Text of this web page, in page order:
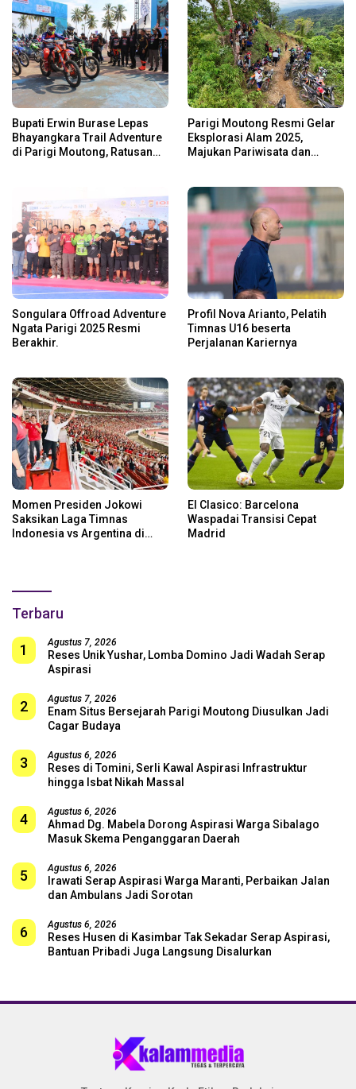
Bupati Erwin Burase Lepas
Bhayangkara Trail Adventure
di Parigi Moutong, Ratusan
Parigi Moutong Resmi Gelar
Eksplorasi Alam 2025,
Majukan Pariwisata dan
Songulara Offroad Adventure
Ngata Parigi 2025 Resmi
Berakhir.
Profil Nova Arianto, Pelatih
Timnas U16 beserta
Perjalanan Kariernya
Momen Presiden Jokowi
Saksikan Laga Timnas
Indonesia vs Argentina di
El Clasico: Barcelona
Waspadai Transisi Cepat
Madrid
Terbaru
1 Agustus 7, 2026
Reses Unik Yushar, Lomba Domino Jadi Wadah Serap
Aspirasi
2 Agustus 7, 2026
Enam Situs Bersejarah Parigi Moutong Diusulkan Jadi
Cagar Budaya
3 Agustus 6, 2026
Reses di Tomini, Serli Kawal Aspirasi Infrastruktur
hingga Isbat Nikah Massal
4 Agustus 6, 2026
Ahmad Dg. Mabela Dorong Aspirasi Warga Sibalago
Masuk Skema Penganggaran Daerah
5 Agustus 6, 2026
Irawati Serap Aspirasi Warga Maranti, Perbaikan Jalan
dan Ambulans Jadi Sorotan
6 Agustus 6, 2026
Reses Husen di Kasimbar Tak Sekadar Serap Aspirasi,
Bantuan Pribadi Juga Langsung Disalurkan